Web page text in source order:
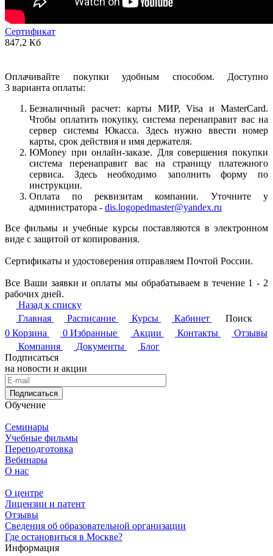
Сертификат
847,2 Кб
Оплачивайте покупки удобным способом. Доступно
3 варианта оплаты:
Безналичный расчет: карты МИР, Visa и MasterCard.
Чтобы оплатить покупку, система перенаправит вас на
сервер системы Юкасса. Здесь нужно ввести номер
карты, срок действия и имя держателя.
ЮMoney при онлайн-заказе. Для совершения покупки
система перенаправит вас на страницу платежного
сервиса. Здесь необходимо заполнить форму по
инструкции.
Оплата по реквизитам компании. Уточните у
администратора - dis.logopedmaster@yandex.ru
Все фильмы и учебные курсы поставляются в электронном
виде с защитой от копирования.
Сертификаты и удостоверения отправляем Почтой России.
Все Ваши заявки и оплаты мы обрабатываем в течение 1 - 2
рабочих дней.
Назад к списку
Главная
Расписание Курсы Кабинет
Поиск
0 Корзина 0 Избранные Акции Контакты
Отзывы
Компания
Документы
Блог
Подписаться
на новости и акции
Подписаться
Обучение
Семинары
Учебные фильмы
Переподготовка
Вебинары
О нас
О центре
Лицензии и патент
Отзывы
Сведения об образовательной организации
Где остановиться в Москве?
Информация